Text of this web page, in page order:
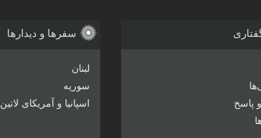
پاسخ
سفرها و دیدارها
لبنان
سوریه
اسپانیا و آمریکای لاتین